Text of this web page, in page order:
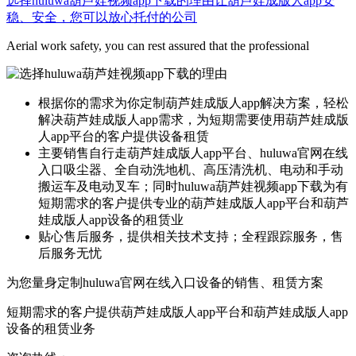
稳、安全，您可以放心托付的公司
Aerial work safety, you can rest assured that the professional
根据你的需求为你定制葫芦娃成版人app解决方案，轻松
解决葫芦娃成版人app需求，为短期需要使用葫芦娃成版
人app平台的客户提供设备租赁
主要销售自行走葫芦娃成版人app平台、huluwa官网在线
入口吸尘器、全自动洗地机、高压清洗机、电动和手动
搬运车及电动叉车；同时huluwa葫芦娃视频app下载为有
短期需求的客户提供专业的葫芦娃成版人app平台和葫芦
娃成版人app设备的租赁业
贴心售后服务，提供相关技术支持；全程跟踪服务，售
后服务无忧
为您量身定制huluwa官网在线入口设备的销售、租赁方案
短期需求的客户提供葫芦娃成版人app平台和葫芦娃成版人app
设备的租赁业务